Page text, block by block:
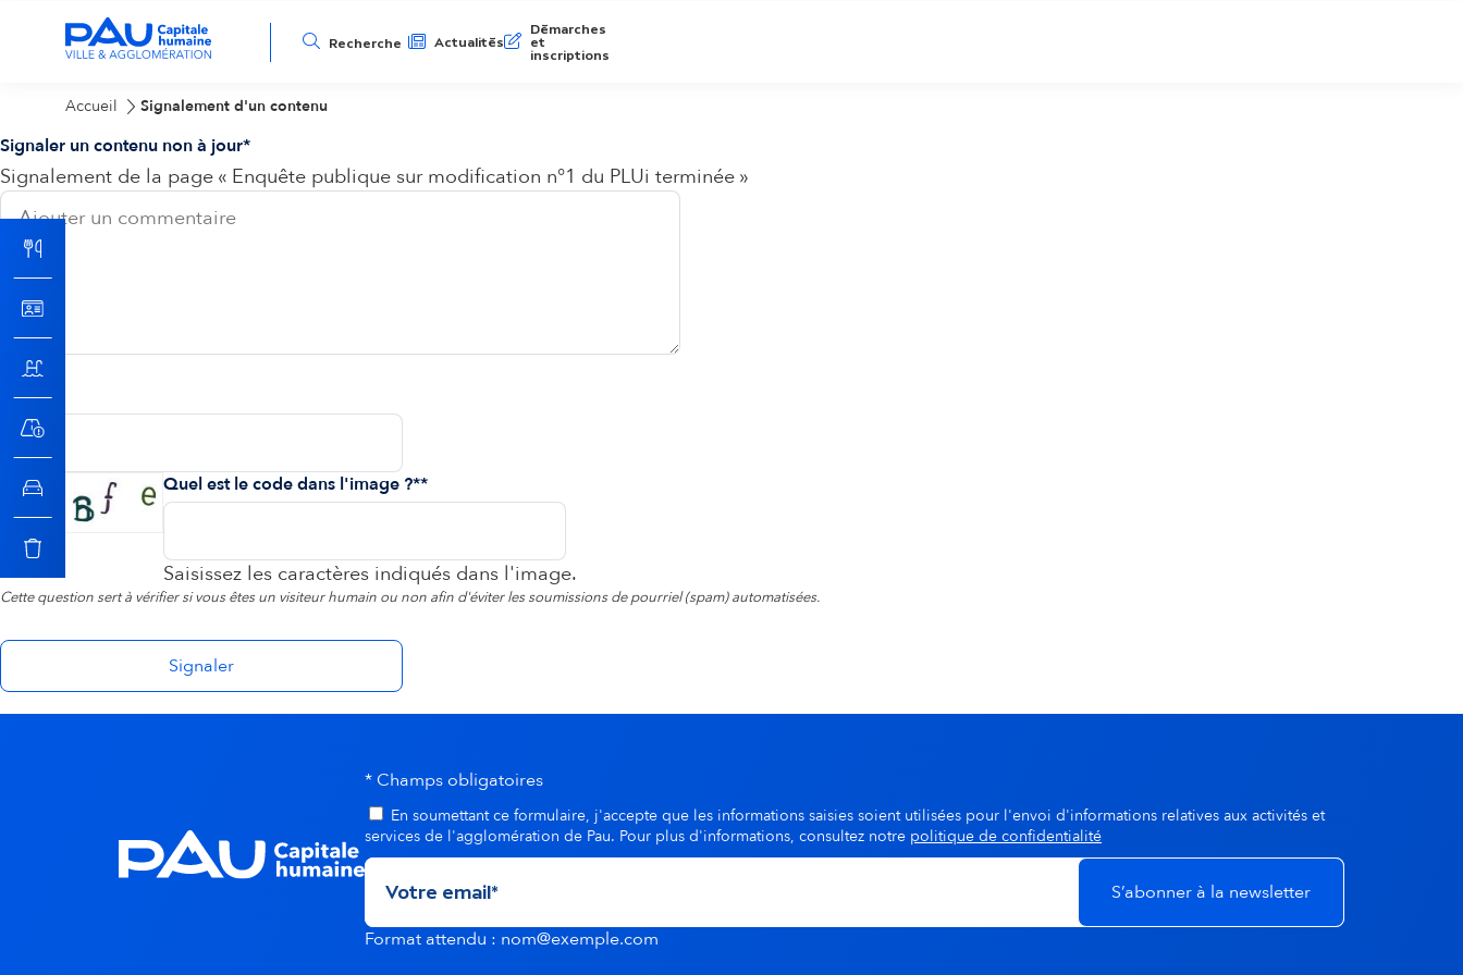
N
a
v
a
t
i
n
s
e
n
Recherche Actualités
Démarches
et
inscriptions
Accueil Signalement d'un contenu
Signaler un contenu non à jour
Signalement de la page « Enquête publique sur modification n°1 du PLUi terminée »
Email
Quel est le code dans l'image ?*
Saisissez les caractères indiqués dans l'image.
Cette question sert à vérifier si vous êtes un visiteur humain ou non afin d'éviter les soumissions de pourriel (spam) automatisées.
* Champs obligatoires
En soumettant ce formulaire, j'accepte que les informations saisies soient utilisées pour l'envoi d'informations relatives aux activités et
services de l'agglomération de Pau. Pour plus d'informations, consultez notre politique de confidentialité
Format attendu : nom@exemple.com